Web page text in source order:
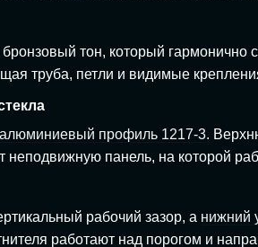
тон, который
труба, петли и видимые
алюминиевый профиль 1217-3.
неподвижную панель, на которой
рабочий зазор, а нижний
работают над порогом и